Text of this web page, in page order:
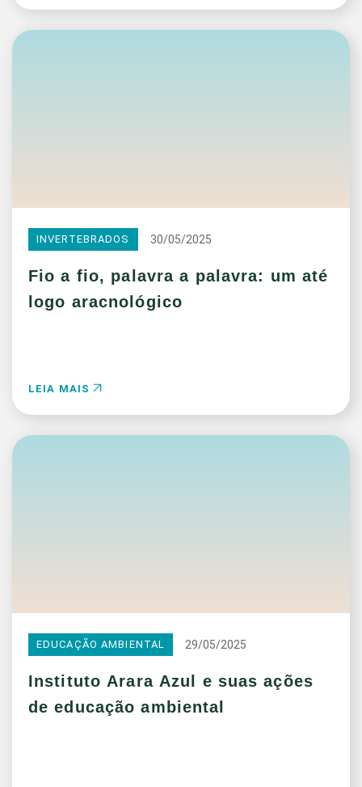
INVERTEBRADOS 30/05/2025
Fio a fio, palavra a palavra: um até
logo aracnológico
LEIA MAIS
EDUCAÇÃO AMBIENTAL 29/05/2025
Instituto Arara Azul e suas ações
de educação ambiental